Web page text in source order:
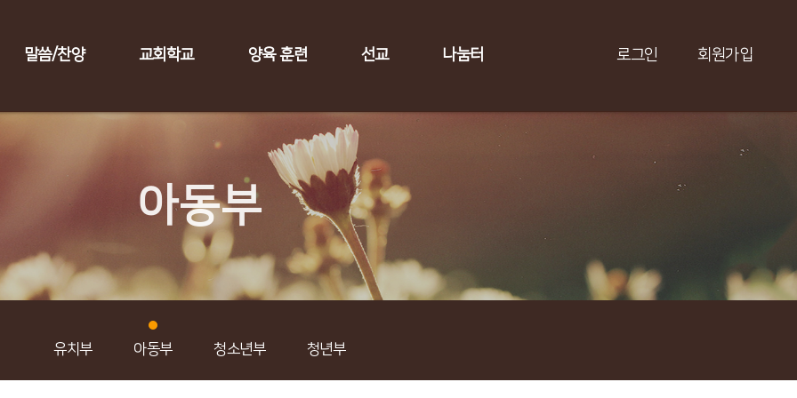
말씀/찬양 교회학교 양육 훈련 선교 나눔터 로그인 회원가입
아동부
유치부 아동부 청소년부 청년부